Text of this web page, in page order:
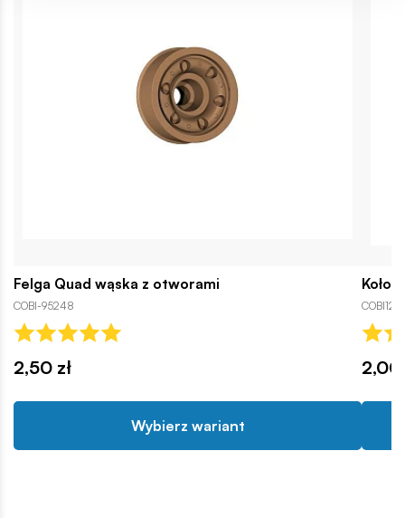
Felga Quad wąska z otworami
COBI-95248
2,50 zł
Wybierz wariant
Koło
2,00